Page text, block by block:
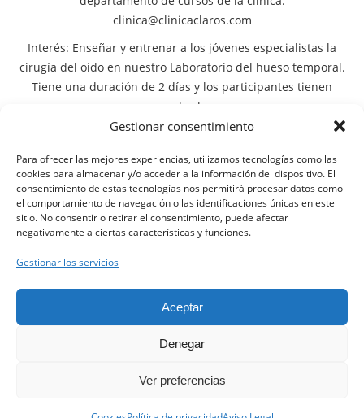
Gestionar consentimiento
Para ofrecer las mejores experiencias, utilizamos tecnologías como las
cookies para almacenar y/o acceder a la información del dispositivo. El
consentimiento de estas tecnologías nos permitirá procesar datos como
el comportamiento de navegación o las identificaciones únicas en este
sitio. No consentir o retirar el consentimiento, puede afectar
negativamente a ciertas características y funciones.
Gestionar los servicios
Aceptar
Denegar
Ver preferencias
clinica@clinicaclaros.com
Interés: Enseñar y entrenar a los jóvenes especialistas la
cirugía del oído en nuestro Laboratorio del hueso temporal.
Tiene una duración de 2 días y los participantes tienen
acceso a dos huesos.
Centro de instrucción: Laboratorio permanente del hueso
temporal “Clínica Dental Clarós”, localizado en
Viladecans
(Barcelona – Spain), a 4 Km. del Aeropuerto de Barcelona.
Clínica Clarós ©
Aviso Legal
Política de Privacidad